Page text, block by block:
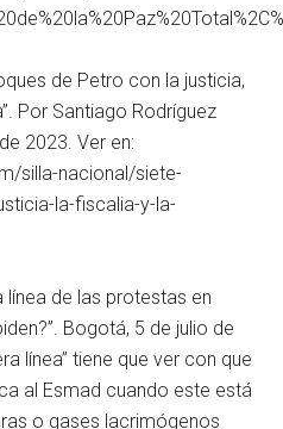
de Petro con la justicia,
Por Santiago Rodríguez
2023. Ver en:
silla-nacional/siete-
la-fiscalia-y-la-
línea de las protestas en
Bogotá, 5 de julio de
línea” tiene que ver con que
al Esmad cuando este está
o gases lacrimógenos